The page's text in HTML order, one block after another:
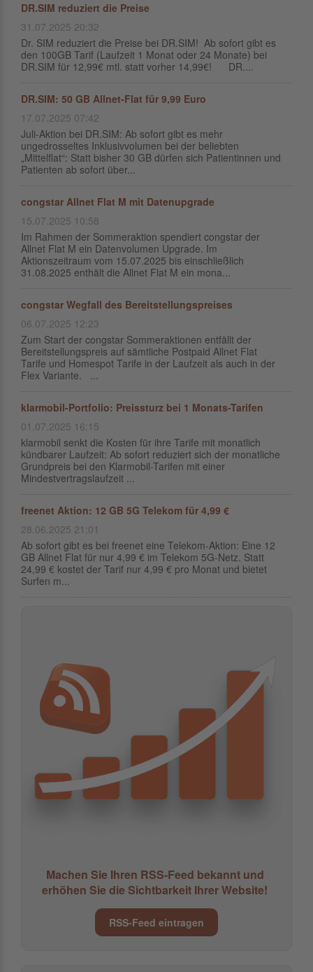
DR.SIM reduziert die Preise
31.07.2025 20:32
Dr. SIM reduziert die Preise bei DR.SIM! Ab sofort gibt es
den 100GB Tarif (Laufzeit 1 Monat oder 24 Monate) bei
DR.SIM für 12,99€ mtl. statt vorher 14,99€! DR....
DR.SIM: 50 GB Allnet-Flat für 9,99 Euro
17.07.2025 07:42
Juli-Aktion bei DR.SIM: Ab sofort gibt es mehr
ungedrosseltes Inklusivvolumen bei der beliebten
„Mittelflat“: Statt bisher 30 GB dürfen sich Patientinnen und
Patienten ab sofort über...
congstar Allnet Flat M mit Datenupgrade
15.07.2025 10:58
Im Rahmen der Sommeraktion spendiert congstar der
Allnet Flat M ein Datenvolumen Upgrade. Im
Aktionszeitraum vom 15.07.2025 bis einschließlich
31.08.2025 enthält die Allnet Flat M ein mona...
congstar Wegfall des Bereitstellungspreises
06.07.2025 12:23
Zum Start der congstar Sommeraktionen entfällt der
Bereitstellungspreis auf sämtliche Postpaid Allnet Flat
Tarife und Homespot Tarife in der Laufzeit als auch in der
Flex Variante. ...
klarmobil-Portfolio: Preissturz bei 1 Monats-Tarifen
01.07.2025 16:15
klarmobil senkt die Kosten für ihre Tarife mit monatlich
kündbarer Laufzeit: Ab sofort reduziert sich der monatliche
Grundpreis bei den Klarmobil-Tarifen mit einer
Mindestvertragslaufzeit ...
freenet Aktion: 12 GB 5G Telekom für 4,99 €
28.06.2025 21:01
Ab sofort gibt es bei freenet eine Telekom-Aktion: Eine 12
GB Allnet Flat für nur 4,99 € im Telekom 5G-Netz. Statt
24,99 € kostet der Tarif nur 4,99 € pro Monat und bietet
Surfen m...
Machen Sie Ihren RSS-Feed bekannt und
erhöhen Sie die Sichtbarkeit Ihrer Website!
RSS-Feed eintragen